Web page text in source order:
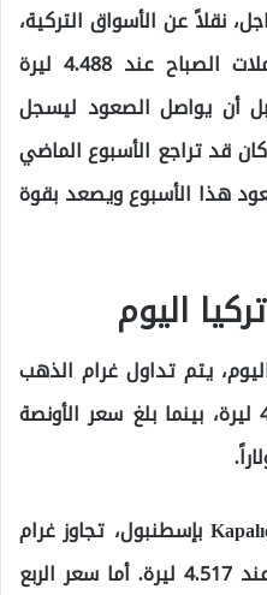
نقلاً عن الأسواق التركية،
تعاملات الصباح عند 4.488 ليرة
أن يواصل الصعود ليسجل
كان قد تراجع الأسبوع الماضي
فقط، ليعود هذا الأسبوع ويصعد بقوة
اليوم
من ظهر اليوم، يتم تداول غرام الذهب
في السوق الفورية عند 4.493 ليرة، بينما بلغ سعر الأونصة
وفي الأسواق المغلقة – Kapalıçarşı بإسطنبول، تجاوز غرام
الذهب حاجز 4.500 ليرة ليباع عند 4.517 ليرة. أما سعر الربع